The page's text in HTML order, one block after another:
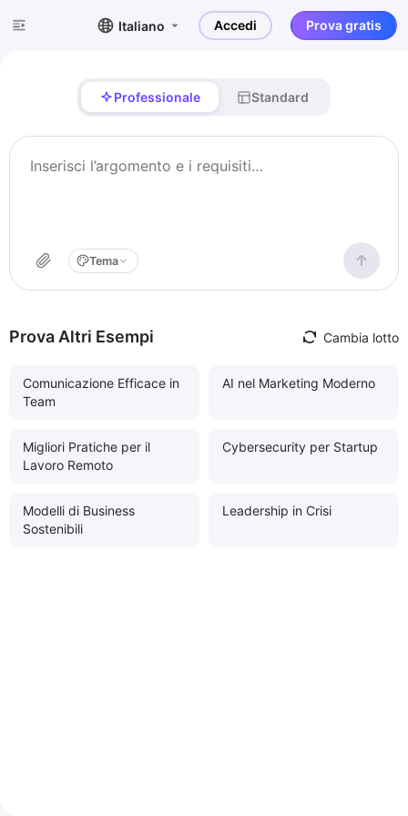
Italiano Accedi Prova gratis
Professionale Standard
Tema
Prova Altri Esempi Cambia lotto
Comunicazione Efficace in
Team
AI nel Marketing Moderno
Migliori Pratiche per il
Lavoro Remoto
Cybersecurity per Startup
Modelli di Business
Sostenibili
Leadership in Crisi